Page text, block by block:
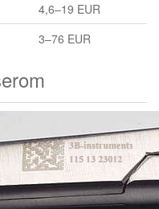
4,6–19 EUR
3–76 EUR